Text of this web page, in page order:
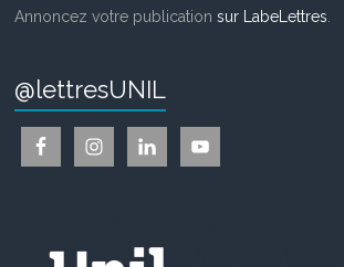
Annoncez votre publicationsur LabeLettres
@lettresUNIL